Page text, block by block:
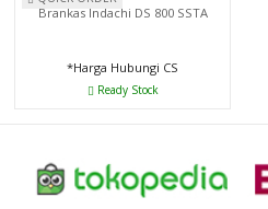
Brankas Indachi DS 800 SSTA
*Harga Hubungi CS
Ready Stock